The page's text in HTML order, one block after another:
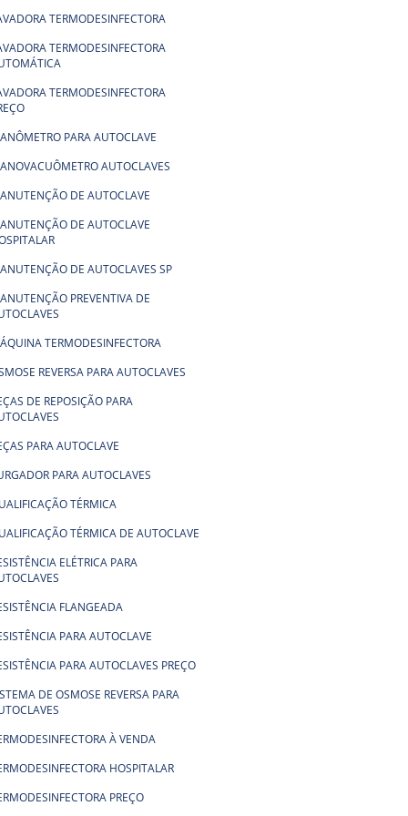
TERMODESINFECTORA
TERMODESINFECTORA
TERMODESINFECTORA
PARA AUTOCLAVE
AUTOCLAVES
DE AUTOCLAVE
DE AUTOCLAVE
DE AUTOCLAVES SP
PREVENTIVA DE
TERMODESINFECTORA
REVERSA PARA AUTOCLAVES
DE REPOSIÇÃO PARA
PARA AUTOCLAVE
PARA AUTOCLAVES
TÉRMICA
TÉRMICA DE AUTOCLAVE
ELÉTRICA PARA
FLANGEADA
PARA AUTOCLAVE
PARA AUTOCLAVES PREÇO
DE OSMOSE REVERSA PARA
À VENDA
HOSPITALAR
PREÇO